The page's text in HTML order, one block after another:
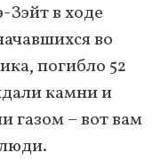
Зэйт в ходе
во
погибло 52
камни и
газом – вот вам